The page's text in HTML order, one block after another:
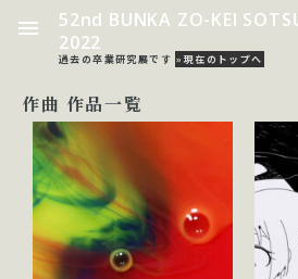
52nd BUNKA ZO-KEI
2022
過去の卒業研究展です »現在のトップへ
作曲 作品一覧